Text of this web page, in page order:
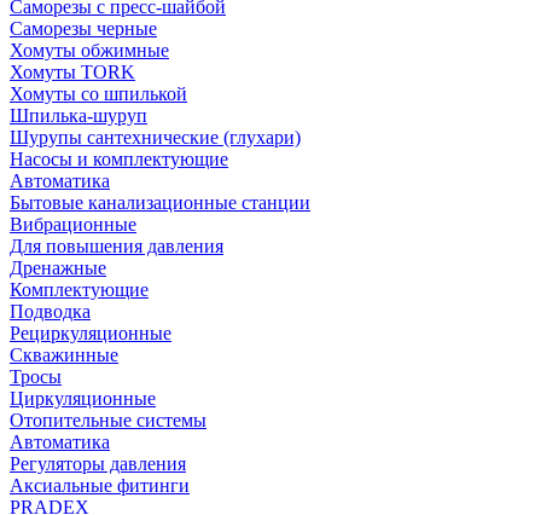
Саморезы с пресс-шайбой
Саморезы черные
Хомуты обжимные
Хомуты TORK
Хомуты со шпилькой
Шпилька-шуруп
Шурупы сантехнические (глухари)
Насосы и комплектующие
Автоматика
Бытовые канализационные станции
Вибрационные
Для повышения давления
Дренажные
Комплектующие
Подводка
Рециркуляционные
Скважинные
Тросы
Циркуляционные
Отопительные системы
Автоматика
Регуляторы давления
Аксиальные фитинги
PRADEX